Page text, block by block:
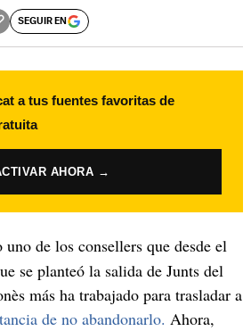
SEGUIR EN
a tus fuentes favoritas de
AHORA →
uno de los consellers que desde el
se planteó la salida de Junts del
más ha trabajado para trasladar a
de no abandonarlo. Ahora,